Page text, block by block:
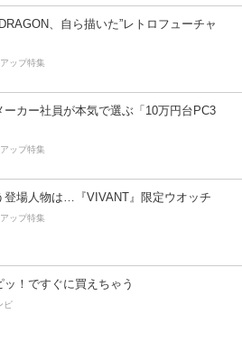
、自ら描いた”レトロフューチャ
ップ特集
ーカー社員が本気で選ぶ「10万円台PC3
ップ特集
登場人物は…『VIVANT』限定ウオッチ
ップ特集
ッ！ですぐに買えちゃう
ピ